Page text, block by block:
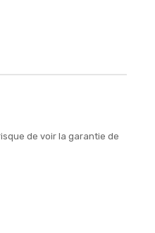
de voir la garantie de